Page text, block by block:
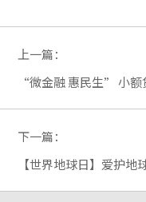
上一篇：
“微金融 惠民生” 小
下一篇：
【世界地球日】爱护地